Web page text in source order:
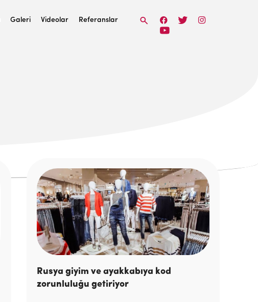
Galeri Videolar
Referanslar
Rusya giyim ve ayakkabıya kod
zorunluluğu getiriyor